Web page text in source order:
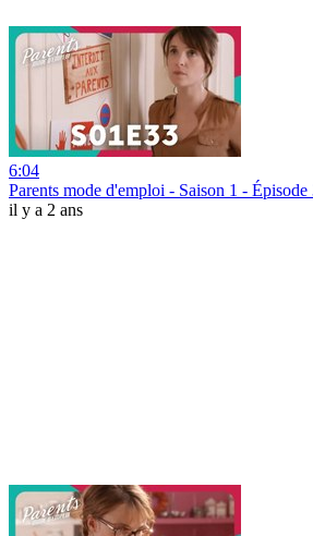
6:04
Parents mode d'emploi - Saison 1 -
il y a 2 ans